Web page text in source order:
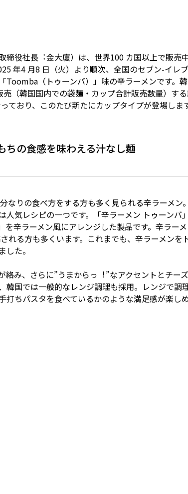
役社⻑︓⾦⼤廈）は、世界100 カ国以上で販売
年4 ⽉8 ⽇（⽕）より順次、全国のセブン-イレ
（トゥーンバ）」味の⾟ラーメンです。
（韓国国内での袋麺・カップ合計販売数量）す
おり、このたび新たにカップタイプが登場します
ちの⾷感を味わえる汁なし麺
なりの⾷べ⽅をする⽅も多く⾒られる⾟ラーメ
気レシピの⼀つです。「⾟ラーメン トゥーン
⾟ラーメン⾵にアレンジした製品です。⾟ラー
れる⽅も多くいます。これまでも、⾟ラーメン
た。
み、さらに”うまからっ︕”なアクセントとチー
国では⼀般的なレンジ調理も採⽤。レンジで調
ちパスタを⾷べているかのような満⾜感が楽しめ